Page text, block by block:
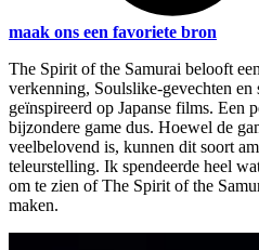
maak ons een favoriete bron
The Spirit of the Samurai belooft
verkenning, Soulslike-gevechten
geïnspireerd op Japanse films. Een
bijzondere game dus. Hoewel de
veelbelovend is, kunnen dit soort
teleurstelling. Ik spendeerde heel
om te zien of The Spirit of the
maken.